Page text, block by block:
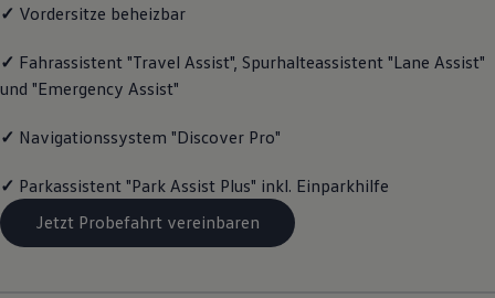
Lifestyle
Familie
Elektromobilität
Volkswagen R
Volkswagen Kundenbetreuung
✓ Vordersitze beheizbar
✓ Fahrassistent "Travel Assist", Spurhalteassistent "Lane Assist"
und "Emergency Assist"
✓ Navigationssystem "Discover Pro"
✓ Parkassistent "Park Assist Plus" inkl. Einparkhilfe
Jetzt Probefahrt vereinbaren